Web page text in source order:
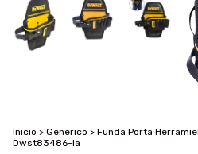
Inicio > Generico > Funda Porta
Dwst83486-la